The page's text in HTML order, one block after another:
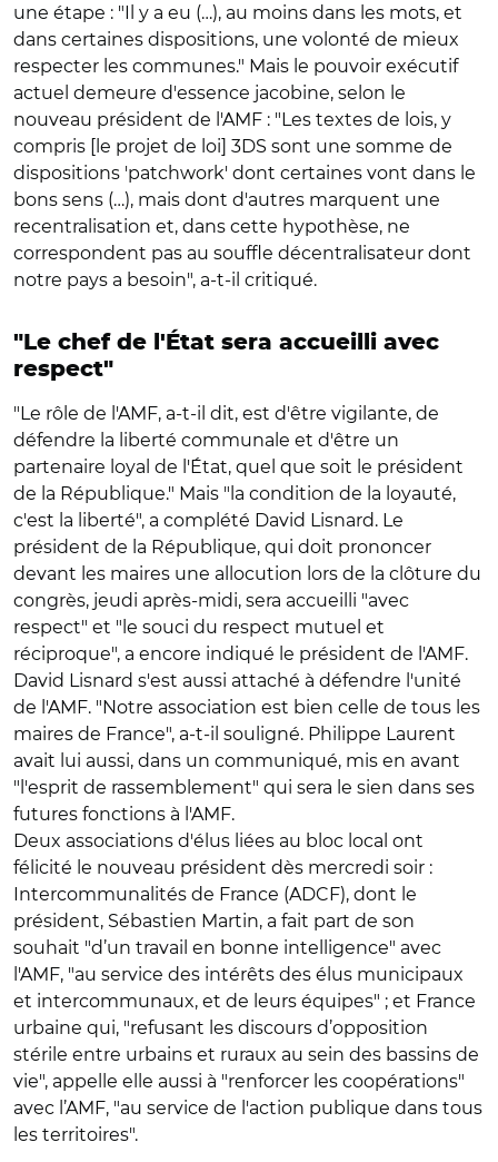
une étape : "Il y a eu (…), au moins dans les mots, et
dans certaines dispositions, une volonté de mieux
respecter les communes." Mais le pouvoir exécutif
actuel demeure d'essence jacobine, selon le
nouveau président de l'AMF : "Les textes de lois, y
compris [le projet de loi] 3DS sont une somme de
dispositions 'patchwork' dont certaines vont dans le
bons sens (…), mais dont d'autres marquent une
recentralisation et, dans cette hypothèse, ne
correspondent pas au souffle décentralisateur dont
notre pays a besoin", a-t-il critiqué.
"Le chef de l'État sera accueilli avec
respect"
"Le rôle de l'AMF, a-t-il dit, est d'être vigilante, de
défendre la liberté communale et d'être un
partenaire loyal de l'État, quel que soit le président
de la République." Mais "la condition de la loyauté,
c'est la liberté", a complété David Lisnard. Le
président de la République, qui doit prononcer
devant les maires une allocution lors de la clôture du
congrès, jeudi après-midi, sera accueilli "avec
respect" et "le souci du respect mutuel et
réciproque", a encore indiqué le président de l'AMF.
David Lisnard s'est aussi attaché à défendre l'unité
de l'AMF. "Notre association est bien celle de tous les
maires de France", a-t-il souligné. Philippe Laurent
avait lui aussi, dans un communiqué, mis en avant
"l'esprit de rassemblement" qui sera le sien dans ses
futures fonctions à l'AMF.
Deux associations d'élus liées au bloc local ont
félicité le nouveau président dès mercredi soir :
Intercommunalités de France (ADCF), dont le
président, Sébastien Martin, a fait part de son
souhait "d’un travail en bonne intelligence" avec
l'AMF, "au service des intérêts des élus municipaux
et intercommunaux, et de leurs équipes" ; et France
urbaine qui, "refusant les discours d’opposition
stérile entre urbains et ruraux au sein des bassins de
vie", appelle elle aussi à "renforcer les coopérations"
avec l’AMF, "au service de l'action publique dans tous
les territoires".